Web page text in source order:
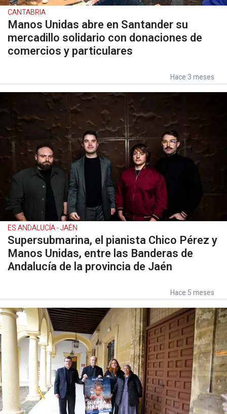
CANTABRIA
Manos Unidas abre en Santander su
mercadillo solidario con donaciones de
comercios y particulares
Hace 3 meses
ES ANDALUCÍA - JAÉN
Supersubmarina, el pianista Chico Pérez y
Manos Unidas, entre las Banderas de
Andalucía de la provincia de Jaén
Hace 5 meses